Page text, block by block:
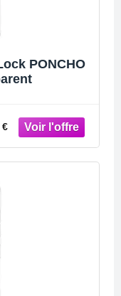
PONCHO
€